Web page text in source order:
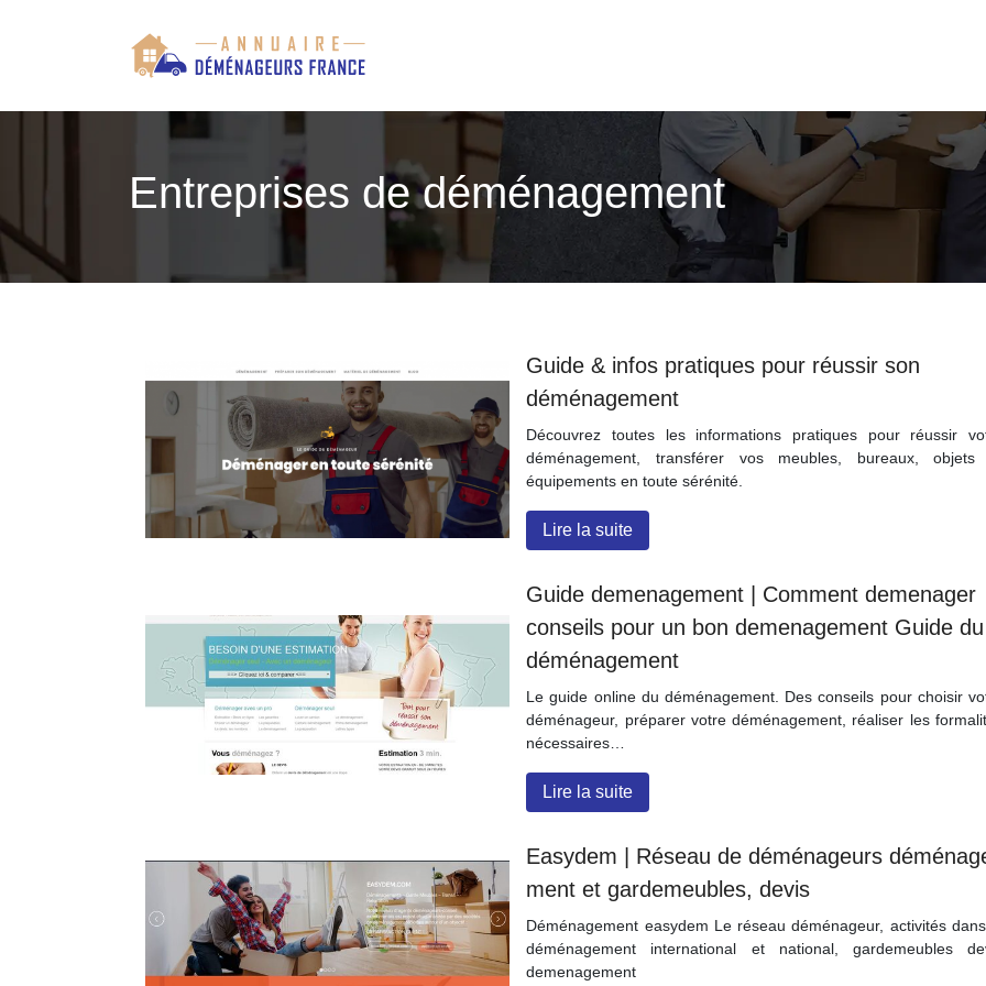
Entreprises de déménagement
Guide & infos pratiques pour réussir son
déménagement
Découvrez toutes les informations pratiques pour réussir
déménagement, transférer vos meubles, bureaux,
équipements en toute sérénité.
Lire la suite
Guide demenage­ment | Comment demenager
conseils pour un bon demenage­ment Guide du
déménage­ment
Le guide online du déménagement. Des conseils pour choisir
déménageur, préparer votre déménagement, réaliser les
nécessaires…
Lire la suite
Easydem | Réseau de déménageurs
ment et gardemeubles, devis
Déménagement easydem Le réseau déménageur, activités
déménagement international et national, gardemeubles
demenagement